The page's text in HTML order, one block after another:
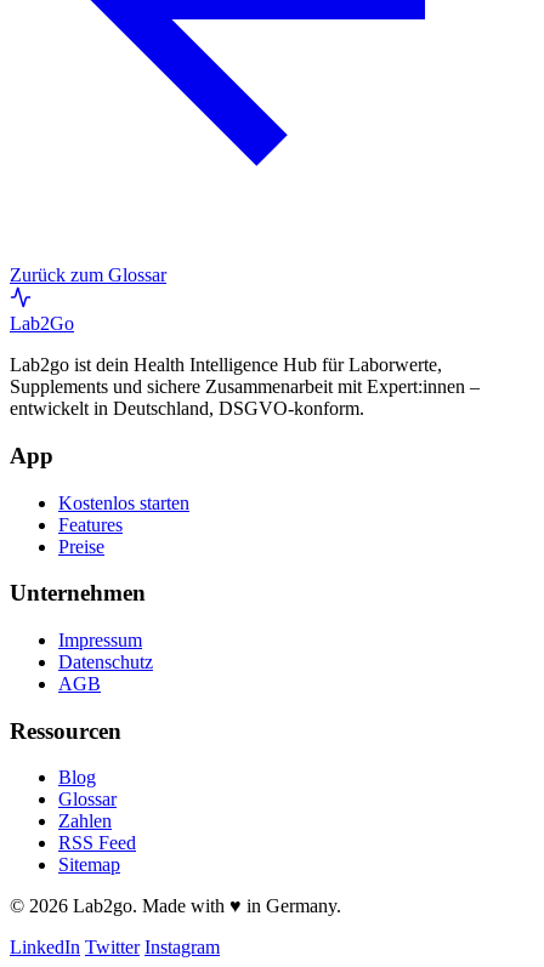
Zurück zum Glossar
Lab2Go
Lab2go ist dein Health Intelligence Hub für Laborwerte,
Supplements und sichere Zusammenarbeit mit Expert:innen –
entwickelt in Deutschland, DSGVO-konform.
App
Kostenlos starten
Features
Preise
Unternehmen
Impressum
Datenschutz
AGB
Ressourcen
Blog
Glossar
Zahlen
RSS Feed
Sitemap
© 2026 Lab2go. Made with ♥ in Germany.
LinkedIn Twitter Instagram